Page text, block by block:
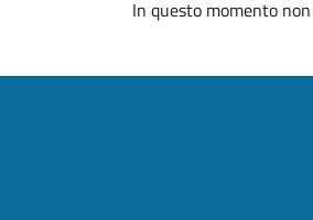
In questo momento